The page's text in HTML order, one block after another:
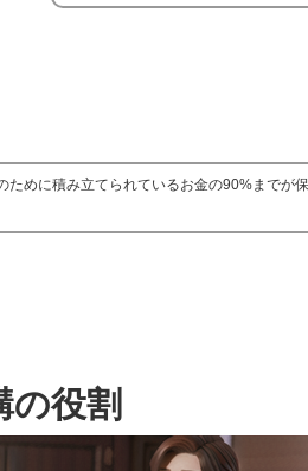
めに積み立てられているお金の90%までが
の役割